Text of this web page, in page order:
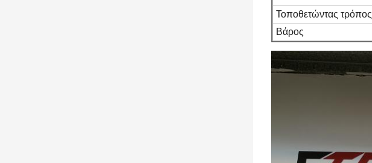
Τοποθετώντας τρόπος
Βάρος